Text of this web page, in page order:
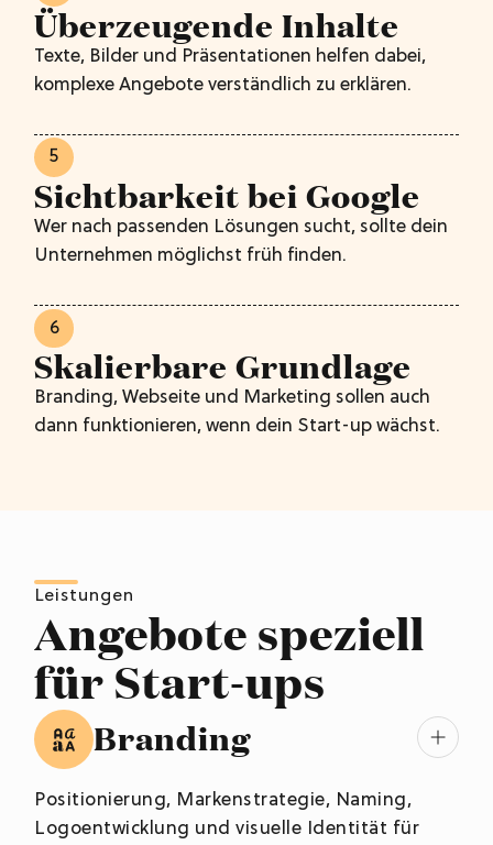
Überzeugende Inhalte
Texte, Bilder und Präsentationen helfen dabei,
komplexe Angebote verständlich zu erklären.
5
Sichtbarkeit bei Google
Wer nach passenden Lösungen sucht, sollte dein
Unternehmen möglichst früh finden.
6
Skalierbare Grundlage
Branding, Webseite und Marketing sollen auch
dann funktionieren, wenn dein Start-up wächst.
Leistungen
Angebote speziell
für Start-ups
Branding
Positionierung, Markenstrategie, Naming,
Logoentwicklung und visuelle Identität für